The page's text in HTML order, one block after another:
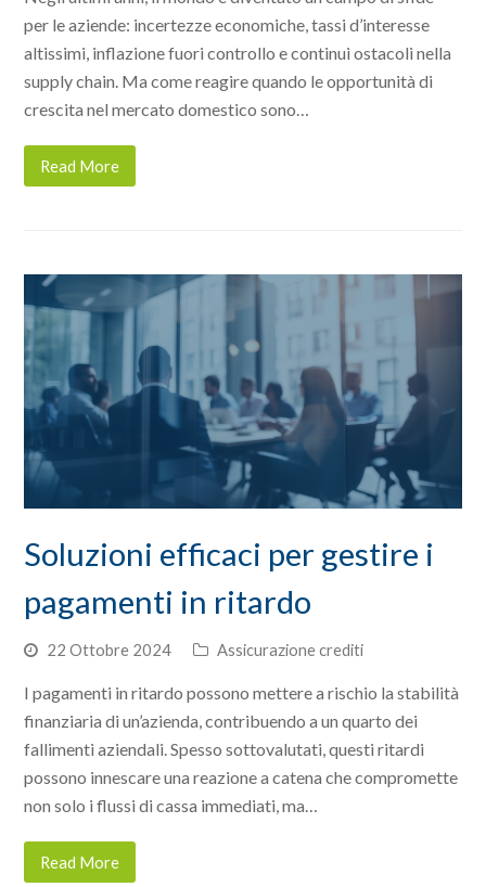
per le aziende: incertezze economiche, tassi d’interesse
altissimi, inflazione fuori controllo e continui ostacoli nella
supply chain. Ma come reagire quando le opportunità di
crescita nel mercato domestico sono…
Read More
Soluzioni efficaci per gestire i
pagamenti in ritardo
22 Ottobre 2024 Assicurazione crediti
I pagamenti in ritardo possono mettere a rischio la stabilità
finanziaria di un’azienda, contribuendo a un quarto dei
fallimenti aziendali. Spesso sottovalutati, questi ritardi
possono innescare una reazione a catena che compromette
non solo i flussi di cassa immediati, ma…
Read More